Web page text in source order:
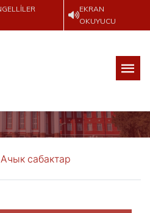
EKRAN
OKUYUCU
Ачык сабактар